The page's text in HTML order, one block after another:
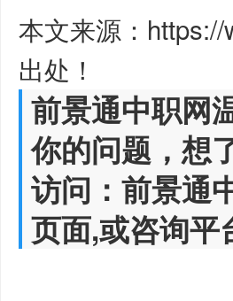
本文来源：
出处！
前景通中职网
你的问题，想
访问：前景通
页面,或咨询平